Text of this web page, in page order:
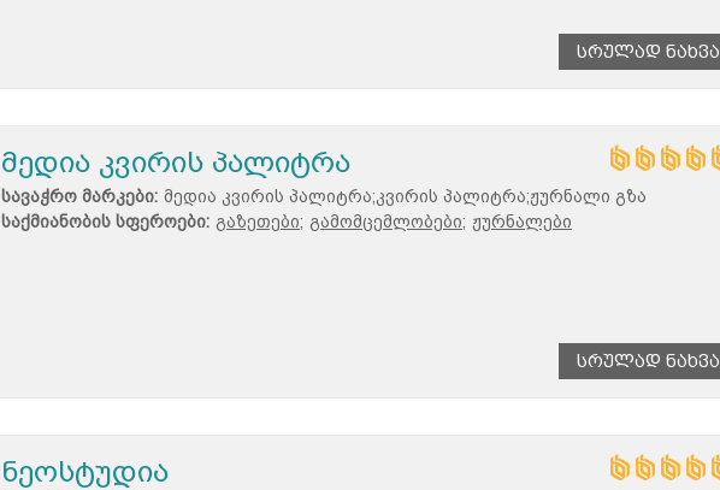
Სრულად Ნახვა
მედია კვირის პალიტრა
სავაჭრო მარკები: მედია კვირის პალიტრა;კვირის პალიტრა;ჟურნალი გზა
საქმიანობის სფეროები: გაზეთები; გამომცემლობები; ჟურნალები
Სრულად Ნახვა
ნეოსტუდია